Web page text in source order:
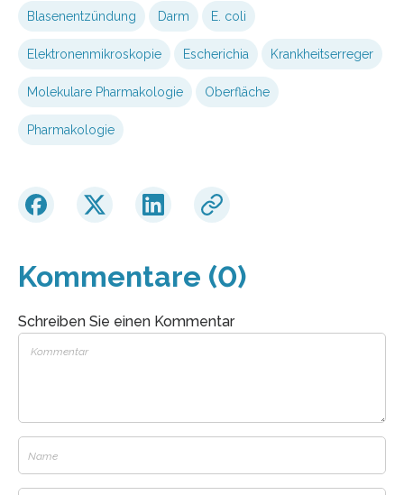
Blasenentzündung Darm E. coli
Elektronenmikroskopie Escherichia Krankheitserreger
Molekulare Pharmakologie Oberfläche
Pharmakologie
Kommentare (0)
Schreiben Sie einen Kommentar